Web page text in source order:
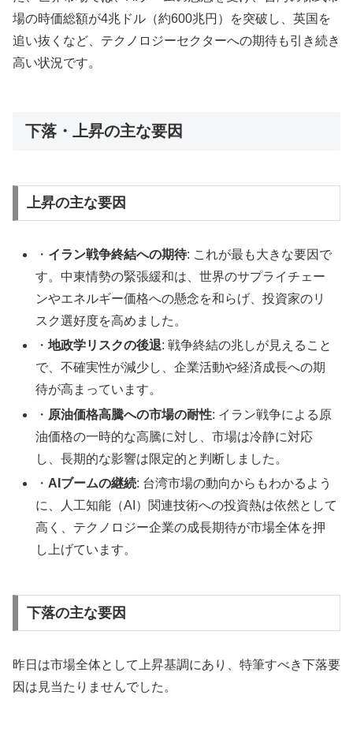
場の時価総額が4兆ドル（約600兆円）を突破し、英国を
追い抜くなど、テクノロジーセクターへの期待も引き続き
高い状況です。
下落・上昇の主な要因
上昇の主な要因
・ イラン戦争終結への期待: これが最も大きな要因で
す。中東情勢の緊張緩和は、世界のサプライチェー
ンやエネルギー価格への懸念を和らげ、投資家のリ
スク選好度を高めました。
・地政学リスクの後退: 戦争終結の兆しが見えること
で、不確実性が減少し、企業活動や経済成長への期
待が高まっています。
・ 原油価格高騰への市場の耐性: イラン戦争による原
油価格の一時的な高騰に対し、市場は冷静に対応
し、長期的な影響は限定的と判断しました。
・ AIブームの継続: 台湾市場の動向からもわかるよう
に、人工知能（AI）関連技術への投資熱は依然として
高く、テクノロジー企業の成長期待が市場全体を押
し上げています。
下落の主な要因
昨日は市場全体として上昇基調にあり、特筆すべき下落要
因は見当たりませんでした。